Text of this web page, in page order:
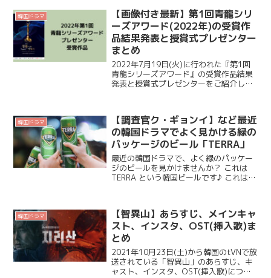
い被害者になった平凡な市民と不快な真
実に目...
韓国ドラマ
【画像付き最新】第1回青龍シリ
ーズアワード(2022年)の受賞作
品結果発表と授賞式プレゼンター
まとめ
2022年7月19日(火)に行われた『第1回
青龍シリーズアワード』の受賞作品結果
発表と授賞式プレゼンターをご紹介しま
ご覧ください。 当日のアーカイブは、こ
ちら...
韓国ドラマ
【調査官ク・ギョンイ】など最近
の韓国ドラマでよく見かける緑の
パッケージのビール「TERRA」
最近の韓国ドラマで、よく緑のパッケー
ジのビールを見かけませんか？ これは
TERRA という韓国ビールです♪ これは、
1つです。『PPL』については、こちら♪...
韓国ドラマ
【智異山】あらすじ、メインキャ
スト、インスタ、OST(挿入歌)ま
とめ
2021年10月23日(土)から韓国のtVNで放
送されている「智異山」のあらすじ、キ
ャスト、インスタ、OST(挿入歌)につい